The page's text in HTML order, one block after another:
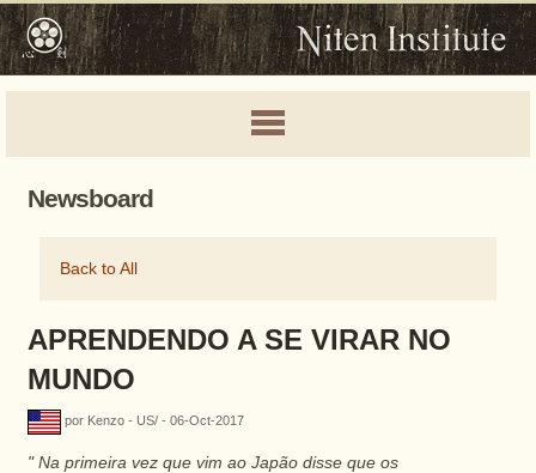
Newsboard
Back to All
APRENDENDO A SE VIRAR NO
MUNDO
por Kenzo - US/ - 06-Oct-2017
" Na primeira vez que vim ao Japão disse que os